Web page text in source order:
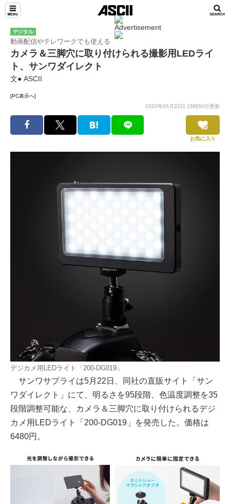
デジタル
動画配信やテレワークでも使える
カメラ＆三脚穴に取り付けられる撮影用LEDライ
ト、サンワダイレクト
文● ASCII
[PC表示へ]
2020年05月22日 15時50分更新
お気に入り
デジカメ用LEDライト「200-DG019」
サンワサプライは5月22日、同社の直販サイト「サン
ワダイレクト」にて、明るさを95段階、色温度調整を35
段階調整可能な、カメラ＆三脚穴に取り付けられるデジ
カメ用LEDライト「200-DG019」を発売した。価格は
6480円。